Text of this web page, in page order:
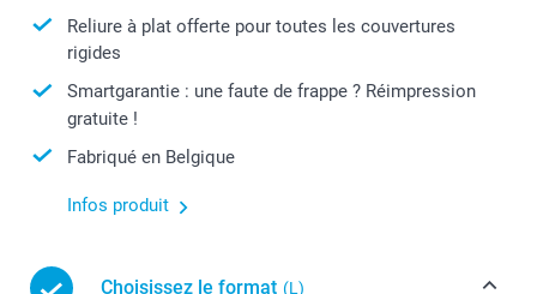
Reliure à plat offerte pour toutes les couvertures
rigides
Smartgarantie : une faute de frappe ? Réimpression
gratuite !
Fabriqué en Belgique
Infos produit
Choisissez le format (L)